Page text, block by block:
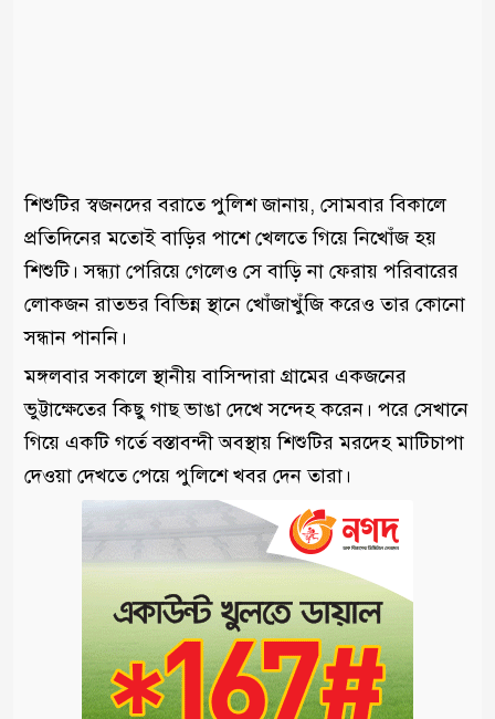
শিশুটির স্বজনদের বরাতে পুলিশ জানায়, সোমবার বিকালে
প্রতিদিনের মতোই বাড়ির পাশে খেলতে গিয়ে নিখোঁজ হয়
শিশুটি। সন্ধ্যা পেরিয়ে গেলেও সে বাড়ি না ফেরায় পরিবারের
লোকজন রাতভর বিভিন্ন স্থানে খোঁজাখুঁজি করেও তার কোনো
সন্ধান পাননি।
মঙ্গলবার সকালে স্থানীয় বাসিন্দারা গ্রামের একজনের
ভুট্টাক্ষেতের কিছু গাছ ভাঙা দেখে সন্দেহ করেন। পরে সেখানে
গিয়ে একটি গর্তে বস্তাবন্দী অবস্থায় শিশুটির মরদেহ মাটিচাপা
দেওয়া দেখতে পেয়ে পুলিশে খবর দেন তারা।